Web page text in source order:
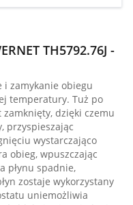
TH5792.76J -
zamykanie obiegu
temperatury. Tuż po
dzięki czemu
przyspieszając
wystarczająco
obieg, wpuszczając
płynu spadnie,
zostaje wykorzystany
uniemożliwia